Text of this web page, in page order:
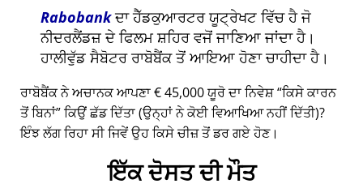
Rabobankਦਾ ਹੈੱਡਕੁਆਰਟਰ ਯੂਟ੍ਰੇਖਟ ਵਿੱਚ ਹੈ ਜੋ
ਨੀਦਰਲੈਂਡਜ਼ ਦੇ ਫਿਲਮ ਸ਼ਹਿਰ ਵਜੋਂ ਜਾਣਿਆ ਜਾਂਦਾ ਹੈ।
ਹਾਲੀਵੁੱਡ ਸੈਬੋਟਰ ਰਾਬੋਬੈਂਕ ਤੋਂ ਆਇਆ ਹੋਣਾ ਚਾਹੀਦਾ ਹੈ।
ਰਾਬੋਬੈਂਕ ਨੇ ਅਚਾਨਕ ਆਪਣਾ € 45,000 ਯੂਰੋ ਦਾ ਨਿਵੇਸ਼ ਕਿਸੇ ਕਾਰਨ
ਤੋਂ ਬਿਨਾਂ ਕਿਉਂ ਛੱਡ ਦਿੱਤਾ (ਉਨ੍ਹਾਂ ਨੇ ਕੋਈ ਵਿਆਖਿਆ ਨਹੀਂ ਦਿੱਤੀ)?
ਇੰਝ ਲੱਗ ਰਿਹਾ ਸੀ ਜਿਵੇਂ ਉਹ ਕਿਸੇ ਚੀਜ਼ ਤੋਂ ਡਰ ਗਏ ਹੋਣ।
ਇੱਕ ਦੋਸਤ ਦੀ ਮੌਤ